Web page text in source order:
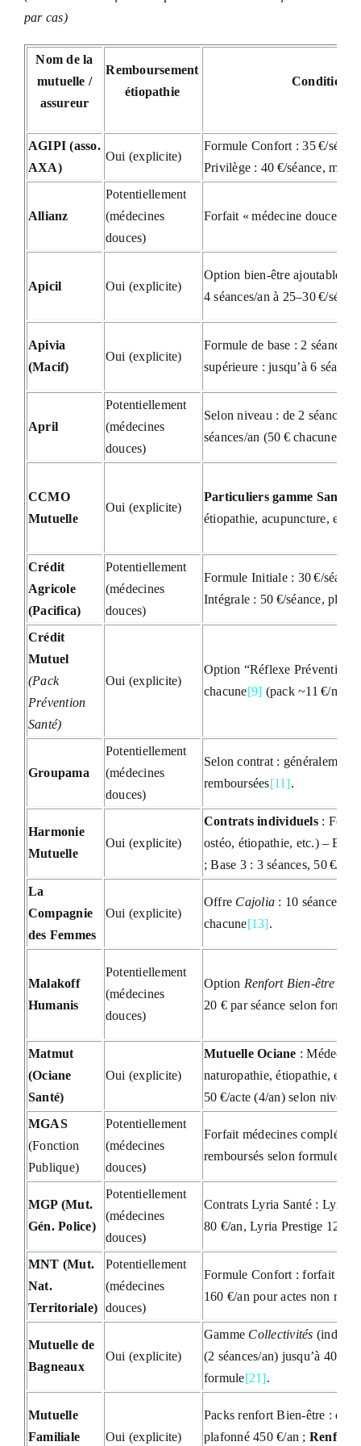
par cas)
Nom de la
mutuelle /
assureur
Remboursement
étiopathie
Conditions
AGIPI (asso.
AXA)
Oui (explicite)
Formule Confort : 35 €/
Privilège : 40 €/séance, max
Allianz
Potentiellement
(médecines
douces)
Forfait « médecine douce » :
Apicil Oui (explicite)
Option bien-être ajoutable
4 séances/an à 25–30 €/
Apivia
(Macif)
Oui (explicite)
Formule de base : 2 séances/
supérieure : jusqu’à 6
April
Potentiellement
(médecines
douces)
Selon niveau : de 2 séances/
séances/an (50 € chacune)
CCMO
Mutuelle
Oui (explicite)
Particuliers gamme Santé
étiopathie, acupuncture, etc.
Crédit
Agricole
(Pacifica)
Potentiellement
(médecines
douces)
Formule Initiale : 30 €/
Intégrale : 50 €/séance,
Crédit
Mutuel
(Pack
Prévention
Santé)
Oui (explicite)
Option “Réflexe Prévention
chacune[9] (pack ~11 €/mois
Groupama
Potentiellement
(médecines
douces)
Selon contrat : généralement
remboursées[11].
Harmonie
Mutuelle
Oui (explicite)
Contrats individuels:
ostéo, étiopathie, etc.) –
; Base 3 : 3 séances, 50 €/an/
La
Compagnie
des Femmes
Oui (explicite)
Offre Cajolia : 10 séances
chacune[13].
Malakoff
Humanis
Potentiellement
(médecines
douces)
Option Renfort Bien-être:
20 € par séance selon
Matmut
(Ociane
Santé)
Oui (explicite)
Mutuelle Ociane :
naturopathie, étiopathie, etc.)
50 €/acte (4/an) selon niveau
MGAS
(Fonction
Publique)
Potentiellement
(médecines
douces)
Forfait médecines
remboursés selon formule
MGP (Mut.
Gén. Police)
Potentiellement
(médecines
douces)
Contrats Lyria Santé : Lyria
80 €/an, Lyria Prestige 120
MNT (Mut.
Nat.
Territoriale)
Potentiellement
(médecines
douces)
Formule Confort : forfait 50
160 €/an pour actes non
Mutuelle de
Bagneaux
Oui (explicite)
Gamme Collectivités
(2 séances/an) jusqu’à 40 €/
formule[21].
Mutuelle
Familiale
Oui (explicite)
Packs renfort Bien-être : ex.
plafonné 450 €/an ; Renfort